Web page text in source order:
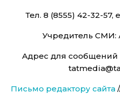
Тел. 8 (8555) 42-32-
Учредитель СМИ:
Адрес для сообщений
Письмо редактору сайта